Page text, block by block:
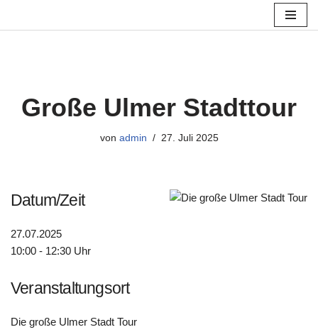
Große Ulmer Stadttour
von admin 27. Juli 2025
Datum/Zeit
27.07.2025
10:00 - 12:30 Uhr
Veranstaltungsort
Die große Ulmer Stadt Tour